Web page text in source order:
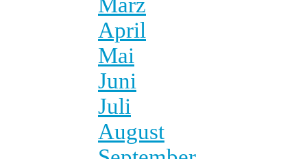
April
Mai
Juni
Juli
August